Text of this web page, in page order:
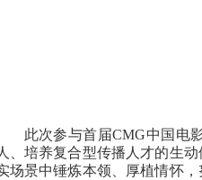
此次参与首届CMG中国电
、培养复合型传播人才的生
场景中锤炼本领、厚植情怀